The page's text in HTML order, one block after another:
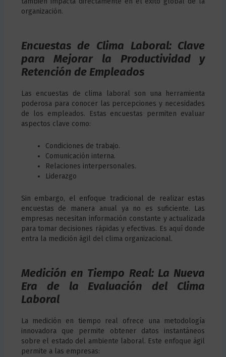
organización.
Encuestas de Clima Laboral: Clave
para Mejorar la Productividad y
Retención de Empleados
Las encuestas de clima laboral son una herramienta
poderosa para conocer las percepciones y necesidades
de los empleados. Estas encuestas permiten evaluar
aspectos clave como:
Condiciones de trabajo.
Comunicación interna.
Relaciones interpersonales.
Liderazgo
Sin embargo, el enfoque tradicional de realizar estas
encuestas de manera anual ya no es suficiente. Las
empresas necesitan información constante y actualizada
para tomar decisiones rápidas y efectivas. Es aquí donde
entra la medición ágil del clima organizacional.
Medición en Tiempo Real: La Nueva
Era de la Evaluación del Clima
Laboral
La medición en tiempo real ofrece una metodología
innovadora que permite obtener datos instantáneos
sobre el estado del ambiente laboral. Este enfoque ágil
permite a las empresas: